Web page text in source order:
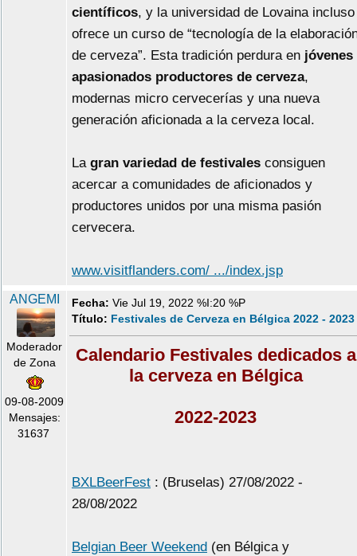
científicos, y la universidad de Lovaina incluso
ofrece un curso de “tecnología de la
de cerveza”. Esta tradición perdura en jóvenes
apasionados productores de cerveza,
modernas micro cervecerías y una nueva
generación aficionada a la cerveza local.
La gran variedad de festivales consiguen
acercar a comunidades de aficionados y
productores unidos por una misma pasión
cervecera.
www.visitflanders.com/ .../index.jsp
ANGEMI
Moderador
de Zona
09-08-2009
Mensajes:
31637
Fecha: Vie Jul 19, 2022 %I:20 %P
Título: Festivales de Cerveza en Bélgica 2022 - 2023
Calendario Festivales dedicados a
la cerveza en Bélgica
2022-2023
BXLBeerFest : (Bruselas) 27/08/2022 -
28/08/2022
Belgian Beer Weekend (en Bélgica y